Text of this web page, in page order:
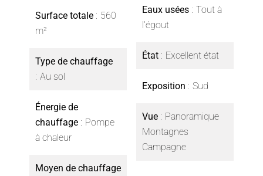
Surface totale
560
m²
Type de chauffage
Au sol
Énergie de
chauffage
Pompe
à chaleur
Moyen de chauffage
Eaux usées
Tout à
l'égout
État Excellent état
Exposition Sud
Vue
Panoramique
Montagnes
Campagne